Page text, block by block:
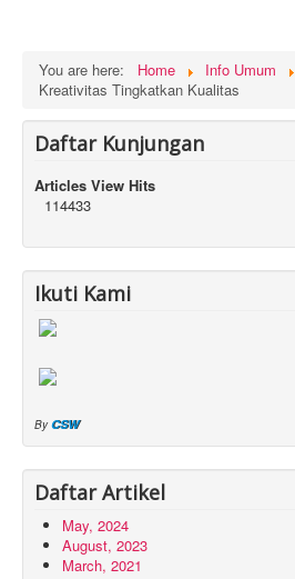
You are here: Home
Info Umum
Kreativitas Tingkatkan Kualitas
Daftar Kunjungan
Articles View Hits
114433
Ikuti Kami
ByCSW
Daftar Artikel
May, 2024
August, 2023
March, 2021